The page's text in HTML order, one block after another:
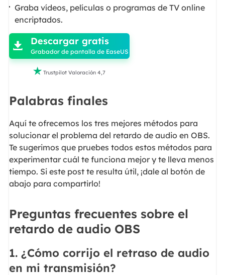
Graba vídeos, películas o programas de TV online
encriptados.

 Descargar gratis
Grabador de pantalla de EaseUS
 Trustpilot Valoración 4,7
Palabras finales
Aquí te ofrecemos los tres mejores métodos para
solucionar el problema del retardo de audio en OBS.
Te sugerimos que pruebes todos estos métodos para
experimentar cuál te funciona mejor y te lleva menos
tiempo. Si este post te resulta útil, ¡dale al botón de
abajo para compartirlo!
Preguntas frecuentes sobre el
retardo de audio OBS
1. ¿Cómo corrijo el retraso de audio
en mi transmisión?